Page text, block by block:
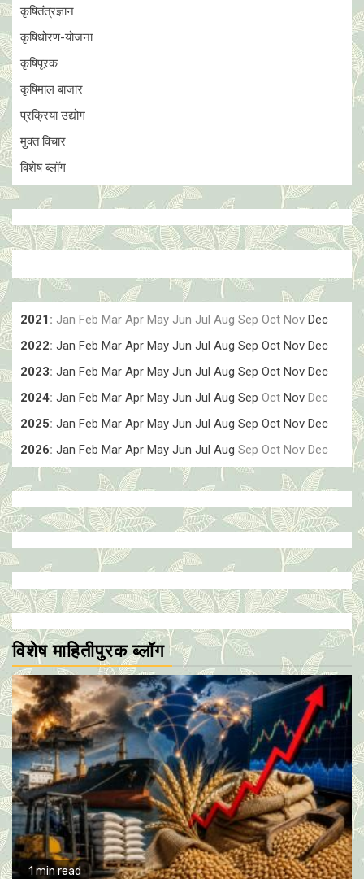
कृषितंत्रज्ञान
कृषिधोरण-योजना
कृषिपूरक
कृषिमाल बाजार
प्रक्रिया उद्योग
मुक्त विचार
विशेष ब्लॉग
2021 : Jan Feb Mar Apr May Jun Jul Aug Sep Oct Nov Dec
2022: Jan Feb Mar Apr May Jun Jul Aug Sep Oct Nov Dec
2023: Jan Feb Mar Apr May Jun Jul Aug Sep Oct Nov Dec
2024: Jan Feb Mar Apr May Jun Jul Aug Sep Oct Nov Dec
2025: Jan Feb Mar Apr May Jun Jul Aug Sep Oct Nov Dec
2026: Jan Feb Mar Apr May Jun Jul Aug Sep Oct Nov Dec
विशेष माहितीपुरक ब्लॉग
1 min read